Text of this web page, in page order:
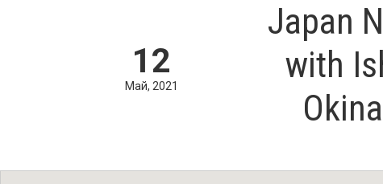
12
Май 2021
Japan
with